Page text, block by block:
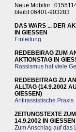
Neue Mobilnr.:
bleibt 06401-903283
DAS WARS ... DER
IN GIESSEN
Einleitung
REDEBEIRAG ZUM
AKTIONSTAG IN
Rassismus hat viele
REDEBEITRAG ZU
ALLTAG (14.9.2002
GIESSEN)
Antirassistische Praxis
ZEITUNGSTEXTE
14.9.2002 IN GIESSEN
Zum Anschlag auf das